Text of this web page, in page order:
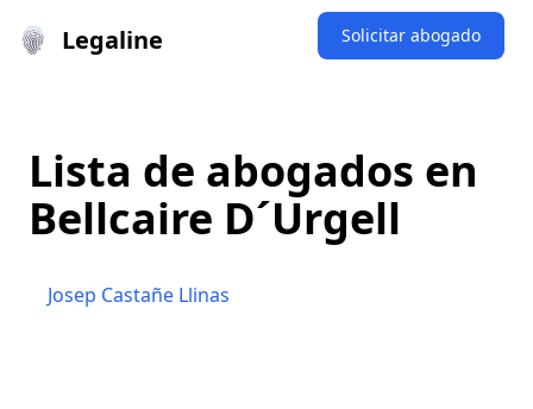
Legaline Solicitar abogado
Lista de abogados en
Bellcaire D´Urgell
Josep Castañe Llinas